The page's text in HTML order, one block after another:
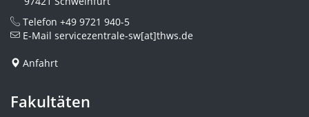
Telefon +49 9721 940-5
E-Mail servicezentrale-sw[at]thws.de
Anfahrt
Fakultäten